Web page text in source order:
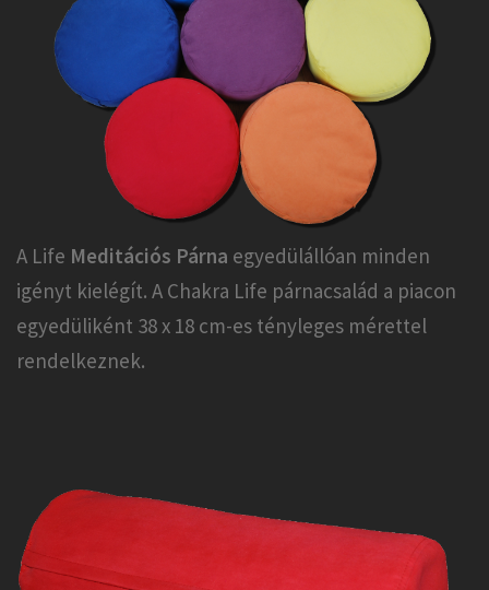
A Life Meditációs Párna egyedülállóan minden
igényt kielégít. A Chakra Life párnacsalád a piacon
egyedüliként 38 x 18 cm-es tényleges mérettel
rendelkeznek.